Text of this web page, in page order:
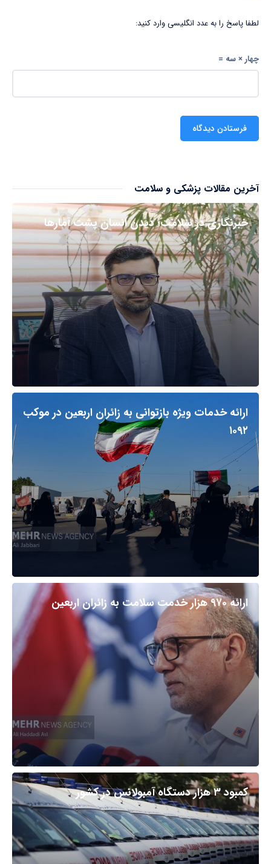
لطفا پاسخ را به عدد انگلیسی وارد کنید:
چهار × سه =
آخرین مقالات پزشکی و سلامت
خبرنگاری در سلامت؛ دیدن انسان پشت آمارها
ارائه خدمات ویژه بازتوانی به زائران اربعین در موکب
۱۰۹۲
ارائه ۹۷۰ هزار خدمت سلامت به زائران اربعین
کمبود ۳ هزار دستگاه آمبولانس در کشور